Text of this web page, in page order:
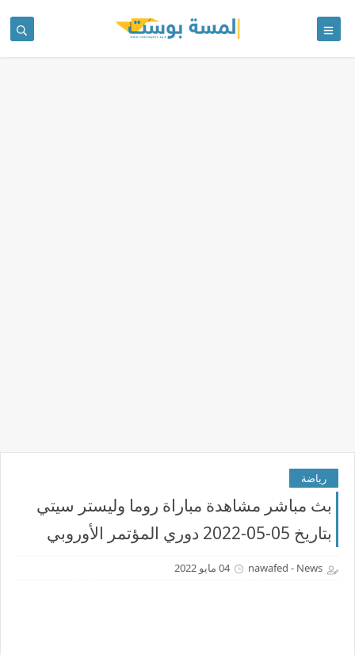
رياضة
بث مباشر مشاهدة مباراة روما وليستر سيتي
بتاريخ 05-05-2022 دوري المؤتمر الأوروبي
nawafed - News 04 مايو 2022